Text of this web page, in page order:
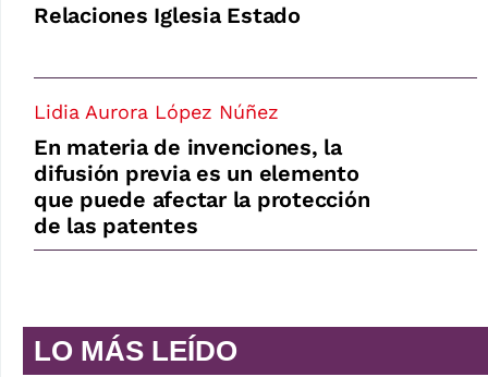
Relaciones Iglesia Estado
Lidia Aurora López Núñez
En materia de invenciones, la
difusión previa es un elemento
que puede afectar la protección
de las patentes
LO MÁS LEÍDO